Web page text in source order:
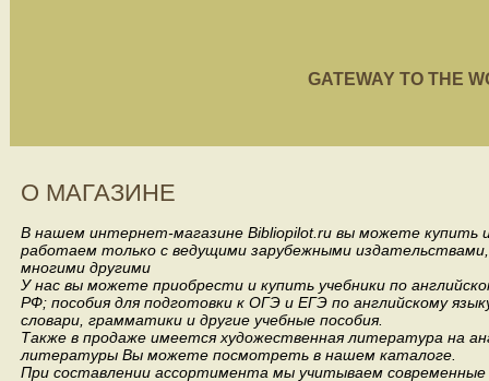
GATEWAY TO THE
О МАГАЗИНЕ
В нашем интернет-магазине Bibliopilot.ru вы можете купить
работаем только с ведущими зарубежными издательствами,
многими другими
У нас вы можете приобрести и купить учебники по
РФ; пособия для подготовки к ОГЭ и ЕГЭ по английскому
словари, грамматики и другие учебные пособия.
Также в продаже имеется художественная литература на
литературы Вы можете посмотреть в нашем каталоге.
При составлении ассортимента мы учитываем